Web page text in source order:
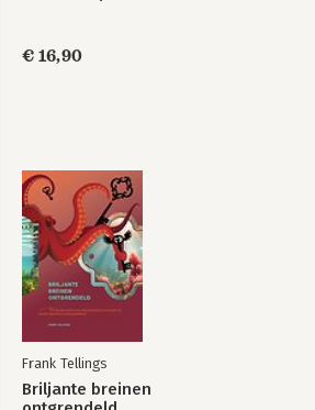
€ 16,90
Frank Tellings
Briljante breinen